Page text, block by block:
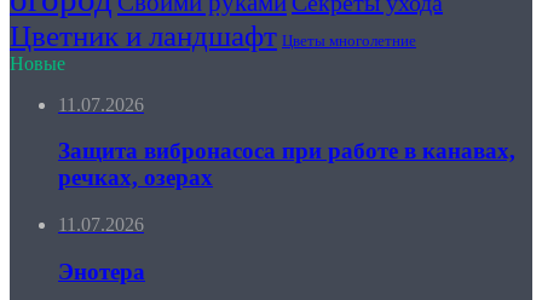
Цветник и ландшафт Цветы многолетние
Новые
11.07.2026
Защита вибронасоса при работе в канавах,
речках, озерах
11.07.2026
Энотера